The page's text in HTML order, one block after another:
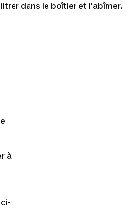
dans le boîtier et l'abîmer.
à